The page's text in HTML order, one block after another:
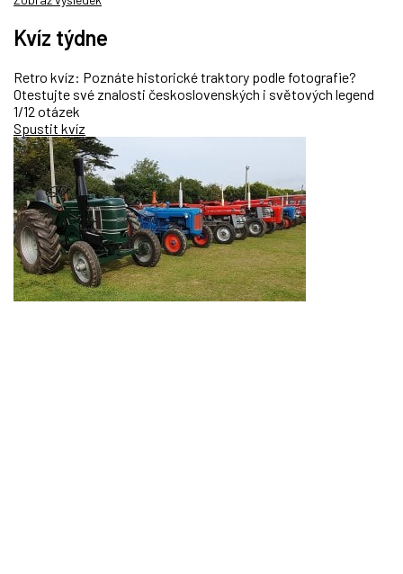
Kvíz týdne
Retro kvíz: Poznáte historické traktory podle fotografie?
Otestujte své znalosti československých i světových legend
1/12 otázek
Spustit kvíz